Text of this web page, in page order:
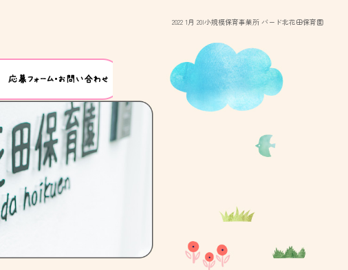
2022 1月 20|小規模保育事業所 バード北花田保育園